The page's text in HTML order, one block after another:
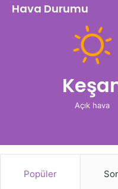
Hava Durumu
Açık hava
Popüler